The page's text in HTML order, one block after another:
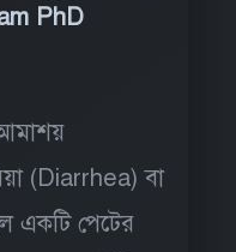
PhD
(Diarrhea) বা
পেটের